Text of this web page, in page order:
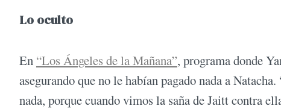
Lo oculto
En “Los Ángeles de la Mañana”, programa donde
asegurando que no le habían pagado nada a
nada, porque cuando vimos la saña de Jaitt contra